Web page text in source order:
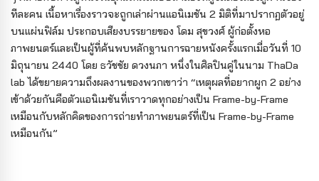
ทีละคน เนื้อหาเรื่องราวจะถูกเล่าผ่านแอนิเมชัน 2 มิติที่มาปรากฏตัวอยู่
บนแผ่นฟิล์ม ประกอบเสียงบรรยายของ โดม สุขวงศ์ ผู้ก่อตั้งหอ
ภาพยนตร์และเป็นผู้ที่ค้นพบหลักฐานการฉายหนังครั้งแรกเมื่อวันที่ 10
มิถุนายน 2440 โดย ธวัชชัย ดวงนภา หนึ่งในศิลปินคู่ในนาม ThaDa
lab ได้ขยายความถึงผลงานของพวกเขาว่า “เหตุผลที่อยากผูก 2 อย่าง
เข้าด้วยกันคือตัวแอนิเมชันที่เราวาดทุกอย่างเป็น Frame-by-Frame
เหมือนกับหลักคิดของการถ่ายทำภาพยนตร์ที่เป็น Frame-by-Frame
เหมือนกัน”